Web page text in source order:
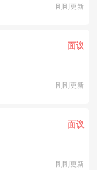
刚刚更新
面议
刚刚更新
面议
刚刚更新